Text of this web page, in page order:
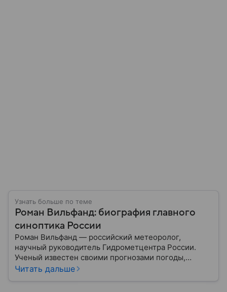
Узнать больше по теме
Роман Вильфанд: биография главного
синоптика России
Роман Вильфанд — российский метеоролог,
научный руководитель Гидрометцентра России.
Ученый известен своими прогнозами погоды,
которые регулярно появляются в СМИ. Но у
Читать дальше